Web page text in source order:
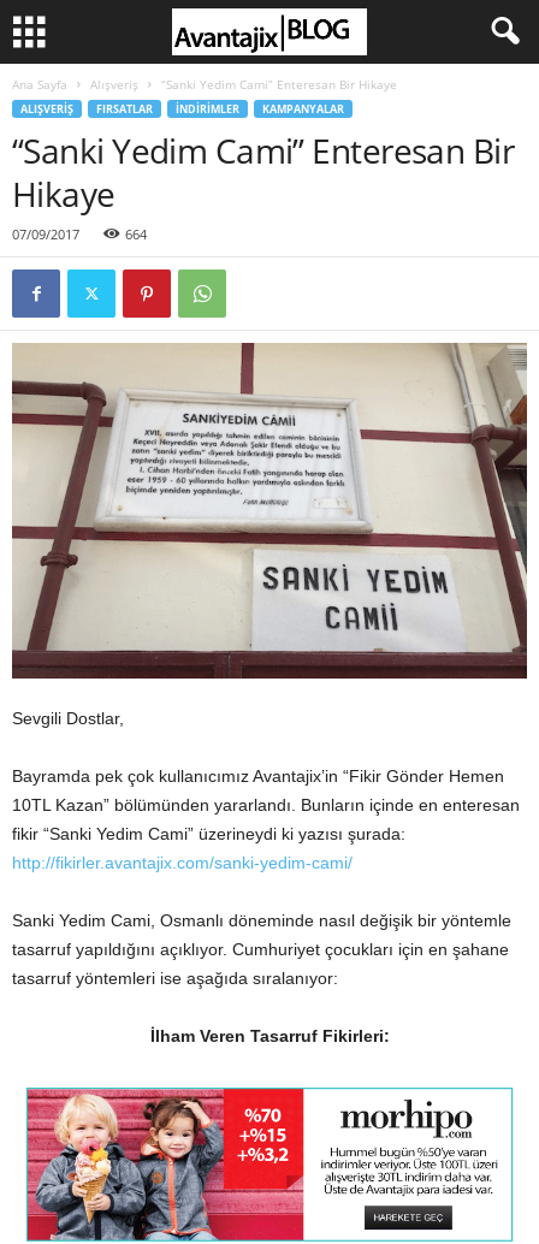
Ana Sayfa Alışveriş “Sanki Yedim Cami” Enteresan Bir Hikaye
ALIŞVERIŞ FIRSATLAR İNDIRIMLER KAMPANYALAR
“Sanki Yedim Cami” Enteresan Bir
Hikaye
07/09/2017 664
Sevgili Dostlar,
Bayramda pek çok kullanıcımız Avantajix’in “Fikir Gönder Hemen
10TL Kazan” bölümünden yararlandı. Bunların içinde en enteresan
fikir “Sanki Yedim Cami” üzerineydi ki yazısı şurada:
http://fikirler.avantajix.com/sanki-yedim-cami/
Sanki Yedim Cami, Osmanlı döneminde nasıl değişik bir yöntemle
tasarruf yapıldığını açıklıyor. Cumhuriyet çocukları için en şahane
tasarruf yöntemleri ise aşağıda sıralanıyor:
İlham Veren Tasarruf Fikirleri: